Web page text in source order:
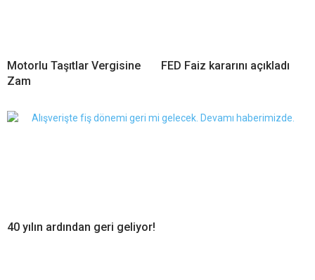
Motorlu Taşıtlar Vergisine
Zam
FED Faiz kararını açıkladı
40 yılın ardından geri geliyor!